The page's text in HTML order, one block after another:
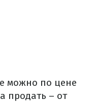
можно по цене
продать – от